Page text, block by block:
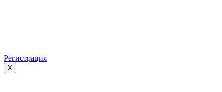
Регистрация
X